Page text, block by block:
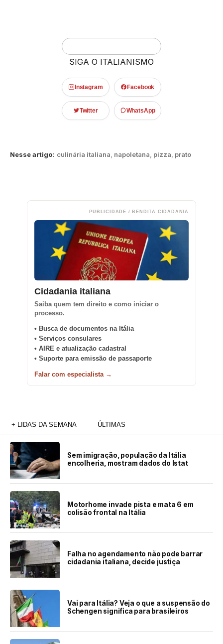
SIGA O ITALIANISMO
Instagram Facebook
Twitter WhatsApp
Nesse artigo: culinária italiana napoletana pizza prato
PUBLICIDADE / BENDITA CIDADANIA
Cidadania italiana
Saiba quem tem direito e como iniciar o
processo.
• Busca de documentos na Itália
• Serviços consulares
• AIRE e atualização cadastral
• Suporte para emissão de passaporte
Falar com especialista →
+ LIDAS DA SEMANA ÚLTIMAS
Sem imigração, população da Itália
encolheria, mostram dados do Istat
Motorhome invade pista e mata 6 em
colisão frontal na Itália
Falha no agendamento não pode barrar
cidadania italiana, decide justiça
Vai para Itália? Veja o que a suspensão do
Schengen significa para brasileiros